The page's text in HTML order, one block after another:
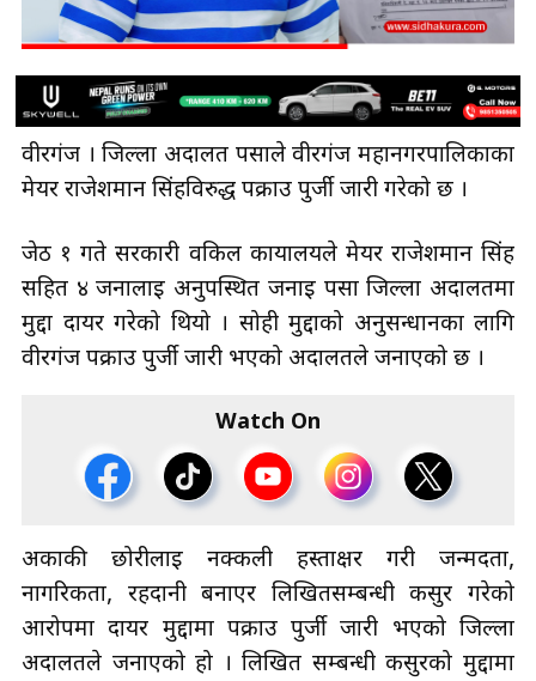
वीरगंज । जिल्ला अदालत पर्साले वीरगंज महानगरपालिकाका
मेयर राजेशमान सिंहविरुद्ध पक्राउ पुर्जी जारी गरेको छ ।
जेठ १ गते सरकारी वकिल कार्यालयले मेयर राजेशमान सिंह
सहित ४ जनालाई अनुपस्थित जनाई पर्सा जिल्ला अदालतमा
मुद्दा दायर गरेको थियो । सोही मुद्दाको अनुसन्धानका लागि
वीरगंज पक्राउ पुर्जी जारी भएको अदालतले जनाएको छ ।
Watch On
अर्काकी छोरीलाई नक्कली हस्ताक्षर गरी जन्मदर्ता,
नागरिकता, रहदानी बनाएर लिखितसम्बन्धी कसुर गरेको
आरोपमा दायर मुद्दामा पक्राउ पुर्जी जारी भएको जिल्ला
अदालतले जनाएको हो । लिखित सम्बन्धी कसुरको मुद्दामा